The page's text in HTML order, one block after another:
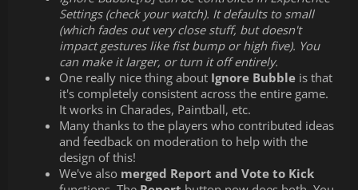
Settings (check your watch). It defaults to small
(which fades out very close stuff, but doesn't
impact gestures like fist bump or high five). You
can make it larger, or turn it off entirely.
One really nice thing about Ignore Bubble is that
it's completely consistent across the entire game.
It works in Charades, Paintball, etc.
Many thanks to the players who contributed ideas
and feedback on moderation to help with the
design of this!
We've also merged Report and Vote to Kick